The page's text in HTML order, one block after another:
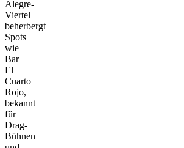
Alegre-
Viertel
beherbergt
Spots
wie
Bar
El
Cuarto
Rojo,
bekannt
für
Drag-
Bühnen